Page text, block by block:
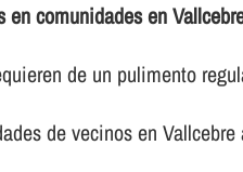
en comunidades en
de un pulimento
de vecinos en